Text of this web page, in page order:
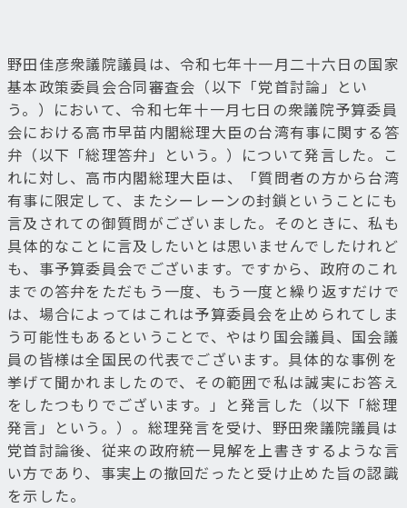
野田佳彦衆議院議員は、令和七年十一月二十六日の国家
基本政策委員会合同審査会（以下「党首討論」とい
う。）において、令和七年十一月七日の衆議院予算委員
会における高市早苗内閣総理大臣の台湾有事に関する答
弁（以下「総理答弁」という。）について発言した。こ
れに対し、高市内閣総理大臣は、「質問者の方から台湾
有事に限定して、またシーレーンの封鎖ということにも
言及されての御質問がございました。そのときに、私も
具体的なことに言及したいとは思いませんでしたけれど
も、事予算委員会でございます。ですから、政府のこれ
までの答弁をただもう一度、もう一度と繰り返すだけで
は、場合によってはこれは予算委員会を止められてしま
う可能性もあるということで、やはり国会議員、国会議
員の皆様は全国民の代表でございます。具体的な事例を
挙げて聞かれましたので、その範囲で私は誠実にお答え
をしたつもりでございます。」と発言した（以下「総理
発言」という。）。総理発言を受け、野田衆議院議員は
党首討論後、従来の政府統一見解を上書きするような言
い方であり、事実上の撤回だったと受け止めた旨の認識
を示した。